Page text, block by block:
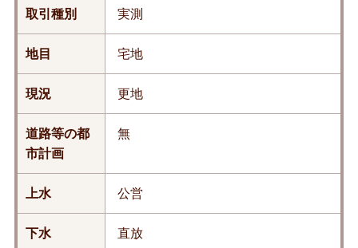
取引種別 実測
地目 宅地
現況 更地
道路等の都
市計画
無
上水 公営
下水 直放